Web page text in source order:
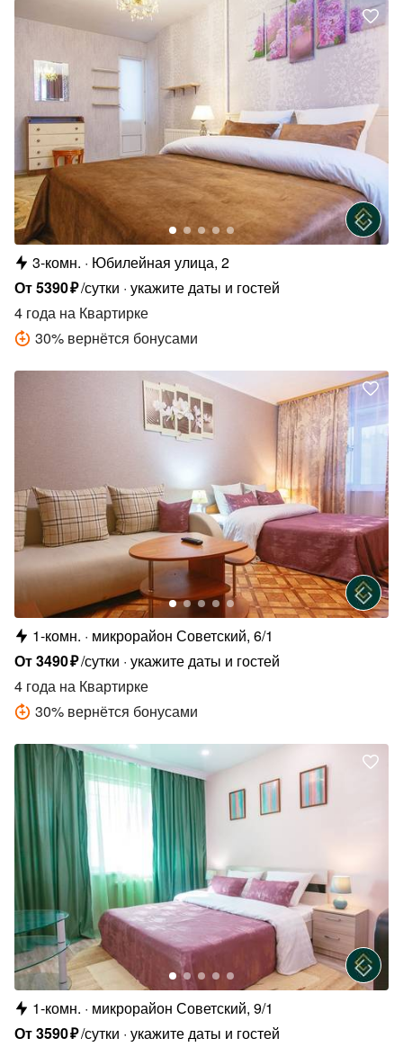
3-комн.
Юбилейная улица, 2
От5390₽/сутки укажите даты и гостей
4 года на Квартирке
30% вернётся бонусами
1-комн.
микрорайон Советский, 6/1
От3490₽/сутки укажите даты и гостей
4 года на Квартирке
30% вернётся бонусами
1-комн.
микрорайон Советский, 9/1
От3590₽/сутки укажите даты и гостей